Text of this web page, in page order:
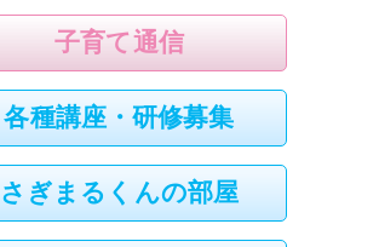
子育て通信
各種講座・研修募集
さぎまるくんの部屋